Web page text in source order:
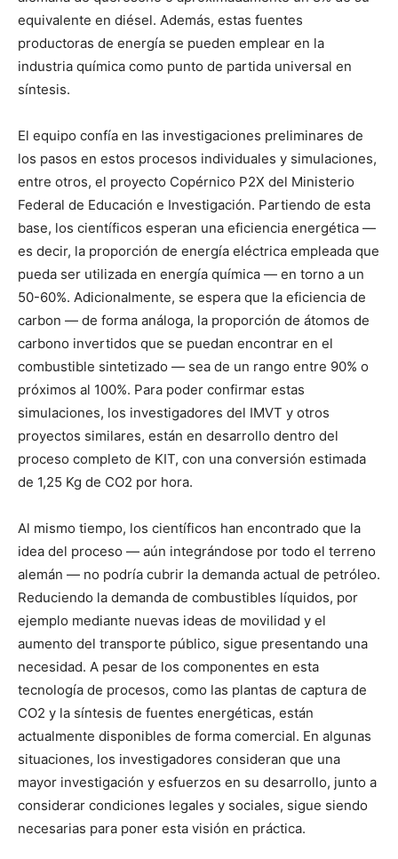
equivalente en diésel. Además, estas fuentes
productoras de energía se pueden emplear en la
industria química como punto de partida universal en
síntesis.
El equipo confía en las investigaciones preliminares de
los pasos en estos procesos individuales y simulaciones,
entre otros, el proyecto Copérnico P2X del Ministerio
Federal de Educación e Investigación. Partiendo de esta
base, los científicos esperan una eficiencia energética —
es decir, la proporción de energía eléctrica empleada que
pueda ser utilizada en energía química — en torno a un
50-60%. Adicionalmente, se espera que la eficiencia de
carbon — de forma análoga, la proporción de átomos de
carbono invertidos que se puedan encontrar en el
combustible sintetizado — sea de un rango entre 90% o
próximos al 100%. Para poder confirmar estas
simulaciones, los investigadores del IMVT y otros
proyectos similares, están en desarrollo dentro del
proceso completo de KIT, con una conversión estimada
de 1,25 Kg de CO2 por hora.
Al mismo tiempo, los científicos han encontrado que la
idea del proceso — aún integrándose por todo el terreno
alemán — no podría cubrir la demanda actual de petróleo.
Reduciendo la demanda de combustibles líquidos, por
ejemplo mediante nuevas ideas de movilidad y el
aumento del transporte público, sigue presentando una
necesidad. A pesar de los componentes en esta
tecnología de procesos, como las plantas de captura de
CO2 y la síntesis de fuentes energéticas, están
actualmente disponibles de forma comercial. En algunas
situaciones, los investigadores consideran que una
mayor investigación y esfuerzos en su desarrollo, junto a
considerar condiciones legales y sociales, sigue siendo
necesarias para poner esta visión en práctica.